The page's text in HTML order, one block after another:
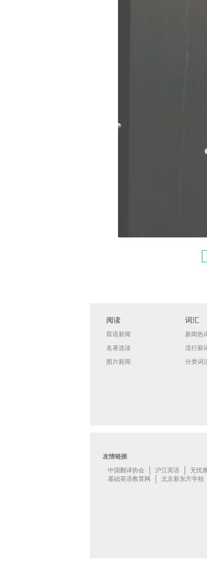
阅读
双语新闻
名著选读
图片新闻
词汇
新闻热
流行新
分类词